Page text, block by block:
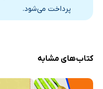
بند پنجم: انتقال سهم الشرکه
بند ششم: تصمیمات
گفتار دوم: شرکت تضامنی
بند دوم: احکام شرکت تضامنی
پرداخت می‌شود.
کتاب‌های مشابه